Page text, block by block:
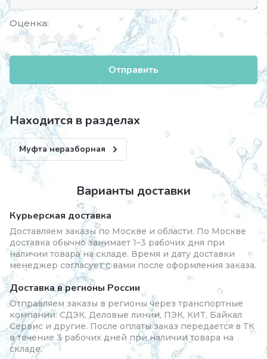
Оценка:
Отправить
Находится в разделах
Муфта неразборная
Варианты доставки
Курьерская доставка
Доставляем заказы по Москве и области. По Москве
доставка обычно занимает 1–3 рабочих дня при
наличии товара на складе. Время и дату доставки
менеджер согласует с вами после оформления заказа.
Доставка в регионы России
Отправляем заказы в регионы через транспортные
компании: СДЭК, Деловые линии, ПЭК, КИТ, Байкал
Сервис и другие. После оплаты заказ передается в ТК
в течение 3 рабочих дней при наличии товара на
складе.